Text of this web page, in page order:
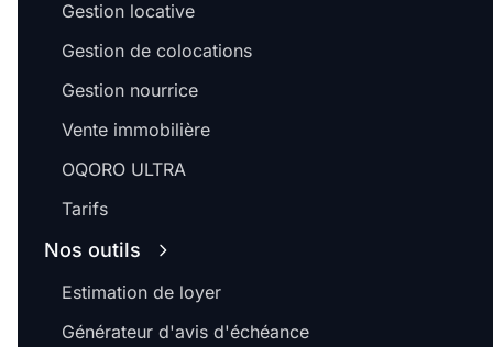
Gestion locative
Gestion de colocations
Gestion nourrice
Vente immobilière
OQORO ULTRA
Tarifs
Nos outils
Estimation de loyer
Générateur d'avis d'échéance